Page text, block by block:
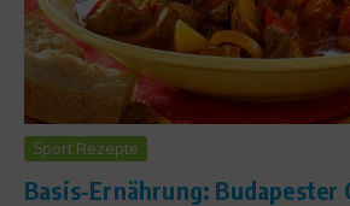
Sport Rezepte
Basis-Ernährung: Budapester